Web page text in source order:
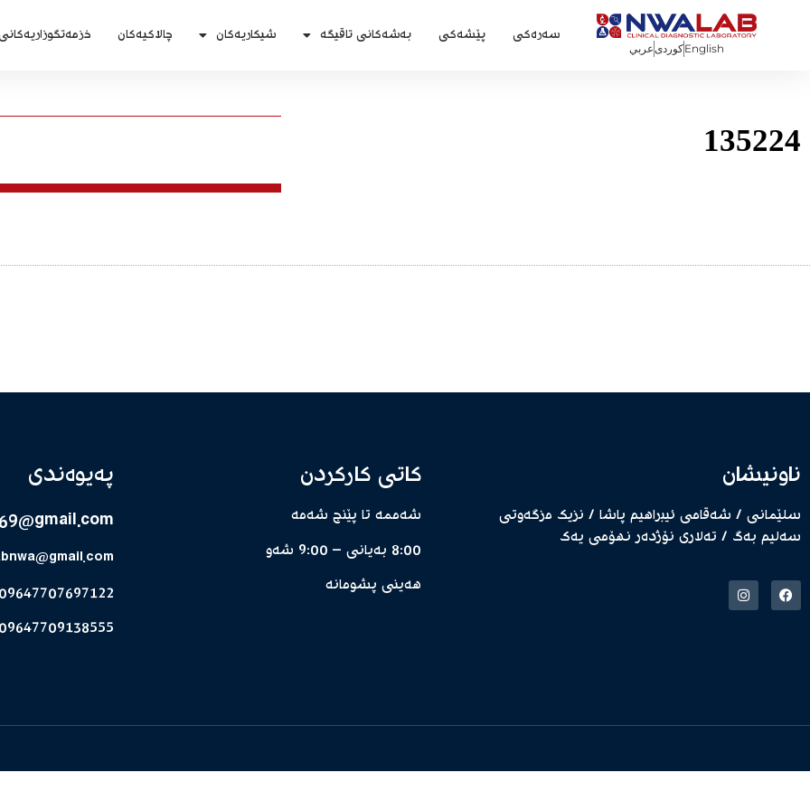
Englishكوردیعربي
سەرەکی پێشەکی بەشەكانی تاقیگە شیكاریەكان چالاکیەکان
135224
ناونیشان
سلێمانی / شەقامی ئیبراهیم پاشا / نزیك مزگەوتی
سەلیم بەگ / تەلاری نۆژدەر نهۆمی یەك
کاتی کارکردن
شەممە تا پێنج شەمە
8:00 بەیانی – 9:00 شەو
هەینی پشومانە
پەیوەندی